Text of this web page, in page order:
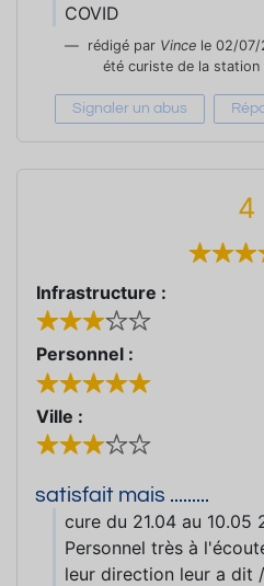
COVID
rédigé par Vince le 02/07/
été curiste de la station
Signaler un abus
4
Infrastructure :
Personnel :
Ville :
satisfait mais .........
cure du 21.04 au 10.05
Personnel très à
leur direction leur a dit